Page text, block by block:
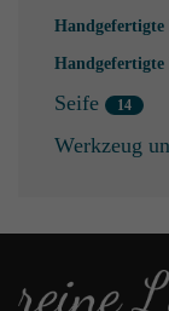
Handgefertigte
Seife
Werkzeug